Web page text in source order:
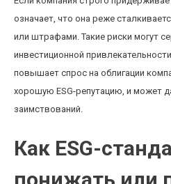
означает, что она реже
или штрафами. Такие риски могут
инвестиционной
повышает спрос на облигации
хорошую ESG-репутацию, и может
заимствований.
Как ESG-